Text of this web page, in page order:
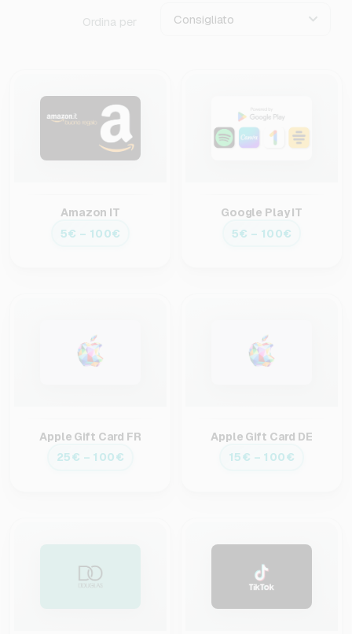
Ordina per Consigliato
Amazon IT
5€ – 100€
Google Play IT
5€ – 100€
Apple Gift Card FR
25€ – 100€
Apple Gift Card DE
15€ – 100€